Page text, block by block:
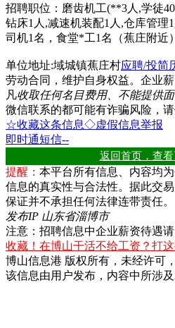
招聘职位：磨齿机工(**3人,学徒
钻床1人,减速机装配1人,仓库管理
司机1名，食堂*工1名（蕉庄附近）
单位地址:域城镇蕉庄村应聘/投简
劳动合同 ，维护自身权益。企业
凡收取任何名目费用、不能提供
微信联系的都可能有诈骗风险，请
☆收藏这条信息◇虚假信息举报
即时通短信--
返回首页，查
提醒： 本平台所有信息、内容均
信息的真实性与合法性。据此交
保证并不承担任何法律连带责任。
发布IP 山东省淄博市
注意：招聘信息中企业薪资待遇请
收藏！在博山干活不给工资？打
博山信息港 版权所有，未经许可
该信息由用户发布，内容中所涉